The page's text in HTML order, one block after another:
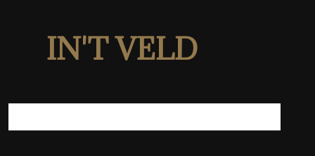
IN'T VELD